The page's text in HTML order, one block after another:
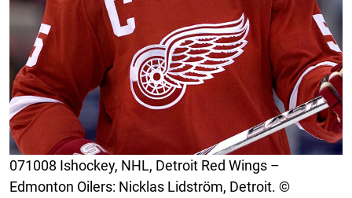
071008 Ishockey, NHL, Detroit Red Wings –
Edmonton Oilers: Nicklas Lidström, Detroit. ©